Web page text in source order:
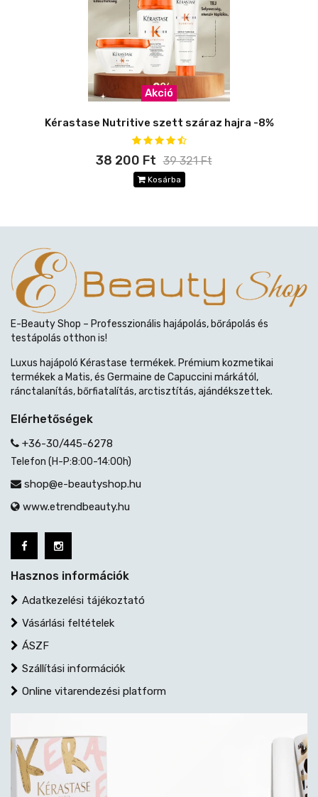
Akció
Kérastase Nutritive szett száraz hajra -8%
38 200 Ft 39 321 Ft
Kosárba
E-Beauty Shop – Professzionális hajápolás, bőrápolás és
testápolás otthon is!
Luxus hajápoló Kérastase termékek. Prémium kozmetikai
termékek a Matis, és Germaine de Capuccini márkától,
ránctalanítás, bőrfiatalítás, arctisztítás, ajándékszettek.
Elérhetőségek
+36-30/445-6278
Telefon (H-P:8:00-14:00h)
shop@e-beautyshop.hu
www.etrendbeauty.hu
Hasznos információk
Adatkezelési tájékoztató
Vásárlási feltételek
ÁSZF
Szállítási információk
Online vitarendezési platform